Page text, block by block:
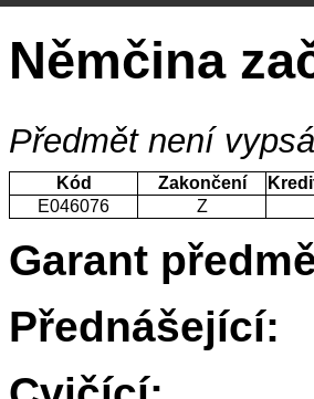
Němčina
Předmět není
Kód Zakončení
E046076
Z
Garant
Přednášející: